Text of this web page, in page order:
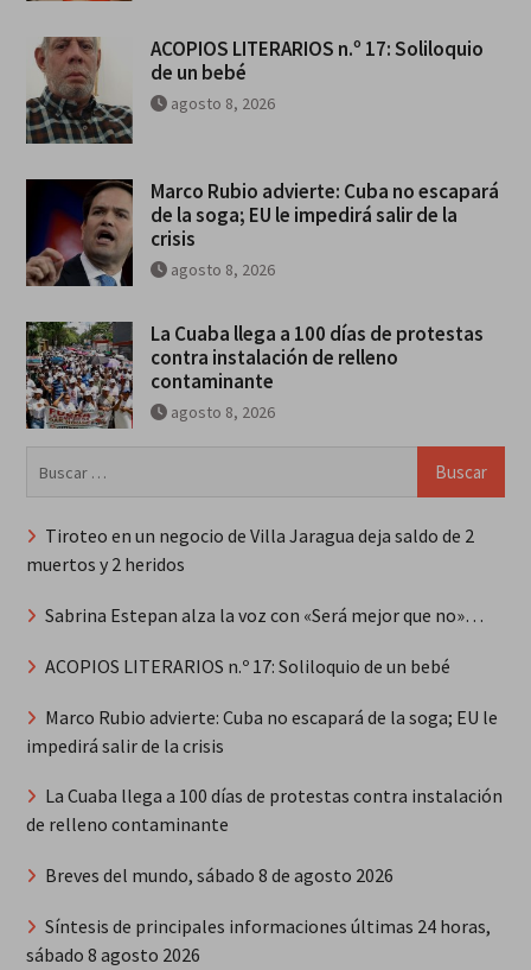
ACOPIOS LITERARIOS n.º 17: Soliloquio
de un bebé
agosto 8, 2026
Marco Rubio advierte: Cuba no escapará
de la soga; EU le impedirá salir de la
crisis
agosto 8, 2026
La Cuaba llega a 100 días de protestas
contra instalación de relleno
contaminante
agosto 8, 2026
Tiroteo en un negocio de Villa Jaragua deja saldo de 2
muertos y 2 heridos
Sabrina Estepan alza la voz con «Será mejor que no»…
ACOPIOS LITERARIOS n.º 17: Soliloquio de un bebé
Marco Rubio advierte: Cuba no escapará de la soga; EU le
impedirá salir de la crisis
La Cuaba llega a 100 días de protestas contra instalación
de relleno contaminante
Breves del mundo, sábado 8 de agosto 2026
Síntesis de principales informaciones últimas 24 horas,
sábado 8 agosto 2026